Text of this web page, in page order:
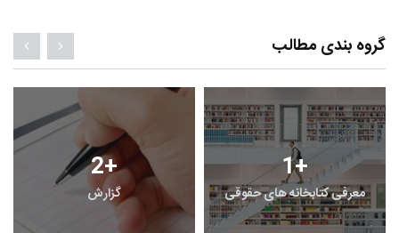
گروه بندی مطالب
2+
گزارش
1+
معرفی کتابخانه های حقوقی